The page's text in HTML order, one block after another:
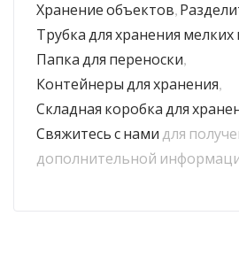
Хранение объектов,
Трубка для хранения
Папка для переноски,
Контейнеры для хранения,
Складная коробка для
Свяжитесь с нами для
дополнительной